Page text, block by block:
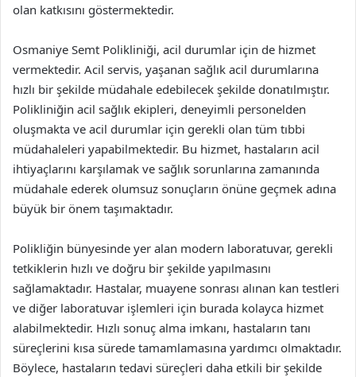
olan katkısını göstermektedir.
Osmaniye Semt Polikliniği, acil durumlar için de hizmet
vermektedir. Acil servis, yaşanan sağlık acil durumlarına
hızlı bir şekilde müdahale edebilecek şekilde donatılmıştır.
Polikliniğin acil sağlık ekipleri, deneyimli personelden
oluşmakta ve acil durumlar için gerekli olan tüm tıbbi
müdahaleleri yapabilmektedir. Bu hizmet, hastaların acil
ihtiyaçlarını karşılamak ve sağlık sorunlarına zamanında
müdahale ederek olumsuz sonuçların önüne geçmek adına
büyük bir önem taşımaktadır.
Polikliğin bünyesinde yer alan modern laboratuvar, gerekli
tetkiklerin hızlı ve doğru bir şekilde yapılmasını
sağlamaktadır. Hastalar, muayene sonrası alınan kan testleri
ve diğer laboratuvar işlemleri için burada kolayca hizmet
alabilmektedir. Hızlı sonuç alma imkanı, hastaların tanı
süreçlerini kısa sürede tamamlamasına yardımcı olmaktadır.
Böylece, hastaların tedavi süreçleri daha etkili bir şekilde